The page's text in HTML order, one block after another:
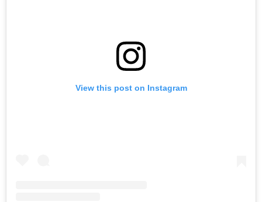
View this post on Instagram